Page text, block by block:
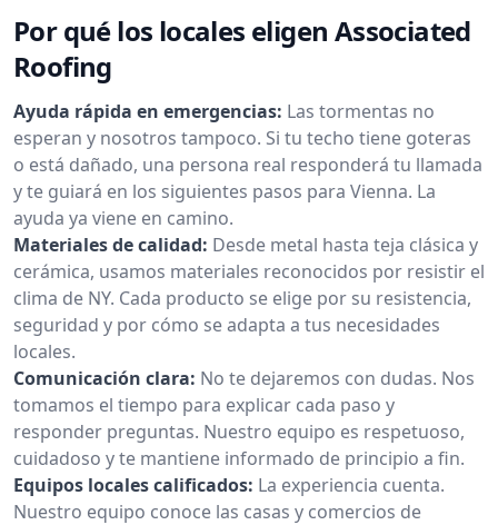
Por qué los locales eligen Associated
Roofing
Ayuda rápida en emergencias: Las tormentas no
esperan y nosotros tampoco. Si tu techo tiene goteras
o está dañado, una persona real responderá tu llamada
y te guiará en los siguientes pasos para Vienna. La
ayuda ya viene en camino.
Materiales de calidad: Desde metal hasta teja clásica y
cerámica, usamos materiales reconocidos por resistir el
clima de NY. Cada producto se elige por su resistencia,
seguridad y por cómo se adapta a tus necesidades
locales.
Comunicación clara: No te dejaremos con dudas. Nos
tomamos el tiempo para explicar cada paso y
responder preguntas. Nuestro equipo es respetuoso,
cuidadoso y te mantiene informado de principio a fin.
Equipos locales calificados: La experiencia cuenta.
Nuestro equipo conoce las casas y comercios de